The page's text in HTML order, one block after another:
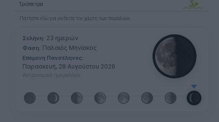
Τριόπετρα
Πατήστε εδώγια να δείτε τον χάρτη των παραλιών
Σελήνη: 23 ημερών
Φάση: Παλαιός Μηνίσκος
Επόμενη Πανσέληνος:
Παρασκευή, 28 Αυγούστου 2026
Αστρονομικό ημερολόγιο